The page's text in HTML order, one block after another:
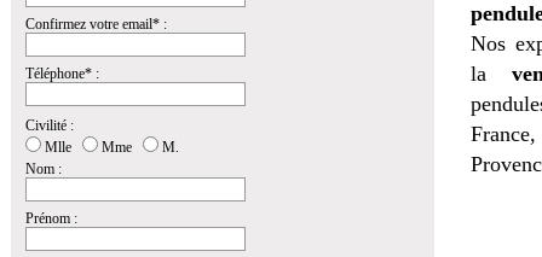
Confirmez votre email* :
Téléphone* :
Civilité :
Mlle
Mme
M.
Nom :
Prénom :
Nos
la